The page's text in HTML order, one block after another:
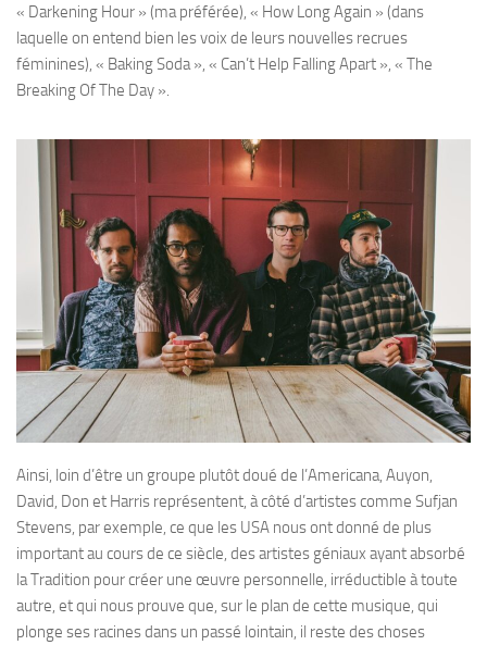
« Darkening Hour » (ma préférée), « How Long Again » (dans
laquelle on entend bien les voix de leurs nouvelles recrues
féminines), « Baking Soda », « Can’t Help Falling Apart », « The
Breaking Of The Day ».
Ainsi, loin d’être un groupe plutôt doué de l’Americana, Auyon,
David, Don et Harris représentent, à côté d’artistes comme Sufjan
Stevens, par exemple, ce que les USA nous ont donné de plus
important au cours de ce siècle, des artistes géniaux ayant absorbé
la Tradition pour créer une œuvre personnelle, irréductible à toute
autre, et qui nous prouve que, sur le plan de cette musique, qui
plonge ses racines dans un passé lointain, il reste des choses